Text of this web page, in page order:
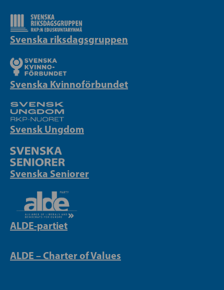
Svenska riksdagsgruppen
Svenska Kvinnoförbundet
Svensk Ungdom
Svenska Seniorer
ALDE-partiet
ALDE – Charter of Values